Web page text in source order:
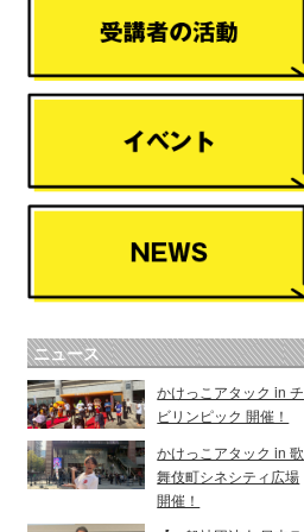
ニュース
かけっこアタック in チ
ビリンピック 開催！
かけっこアタック in 歌
舞伎町シネシティ広場
開催！